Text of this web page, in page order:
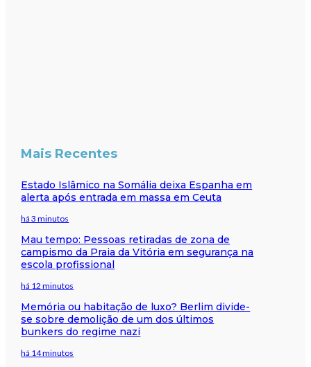
Mais Recentes
Estado Islâmico na Somália deixa Espanha em
alerta após entrada em massa em Ceuta
há 3 minutos
Mau tempo: Pessoas retiradas de zona de
campismo da Praia da Vitória em segurança na
escola profissional
há 12 minutos
Memória ou habitação de luxo? Berlim divide-
se sobre demolição de um dos últimos
bunkers do regime nazi
há 14 minutos